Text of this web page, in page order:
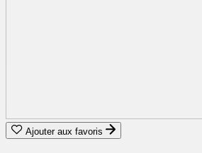
Ajouter aux favoris